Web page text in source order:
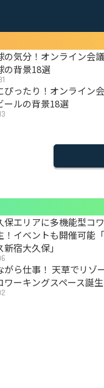
の気分！オンライン会
の背景18選
ぴったり！オンライン
ールの背景18選
保エリアに多機能型コ
！イベントも開催可能
宿大久保」
がら仕事！ 天草でリゾ
ワーキングスペース誕生